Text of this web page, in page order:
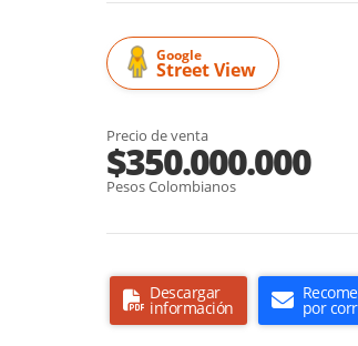
Google
Street View
Precio de venta
$350.000.000
Pesos Colombianos
Descargar
información por